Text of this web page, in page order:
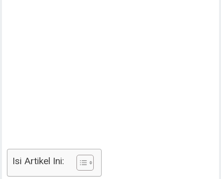
Isi Artikel Ini: